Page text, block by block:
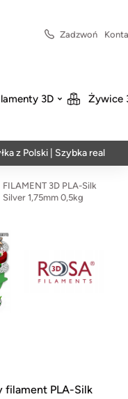
Zadzwoń
3D Żywice
| Szybka realizacja w 24h
FILAMENT 3D PLA-Silk
Silver 1,75mm 0,5kg
filament PLA-Silk